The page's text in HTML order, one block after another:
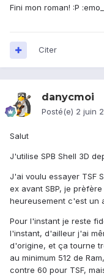
Fini mon roman! :P
Citer
danycmoi
Posté(e) 2 juin
Salut
J'utilise SPB Shell 3D
J'ai voulu essayer TSF
ex avant SBP, je
heureusement c'est un
Pour l'instant je reste
l'instant, d'ailleur j'ai
d'origine, et ça tourne
au minimum 512 de
contre 60 pour TSF,